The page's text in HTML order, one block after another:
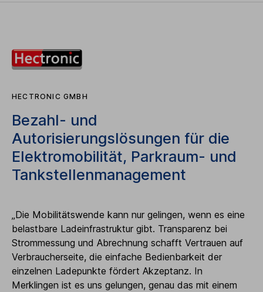
HECTRONIC GMBH
Bezahl- und
Autorisierungslösungen für die
Elektromobilität, Parkraum- und
Tankstellenmanagement
„Die Mobilitätswende kann nur gelingen, wenn es eine
belastbare Ladeinfrastruktur gibt. Transparenz bei
Strommessung und Abrechnung schafft Vertrauen auf
Verbraucherseite, die einfache Bedienbarkeit der
einzelnen Ladepunkte fördert Akzeptanz. In
Merklingen ist es uns gelungen, genau das mit einem